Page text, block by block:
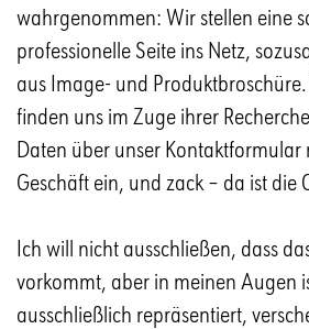
wahrgenommen: Wir stellen eine
professionelle Seite ins Netz,
aus Image- und
finden uns im Zuge ihrer
Daten über unser
Geschäft ein, und zack – da ist die
Ich will nicht ausschließen, dass
vorkommt, aber in meinen Augen
ausschließlich repräsentiert,